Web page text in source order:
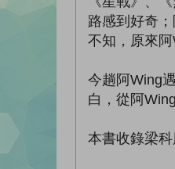
路感到好奇
不知，原來
今趟阿Wing
白，從阿
本書收錄梁